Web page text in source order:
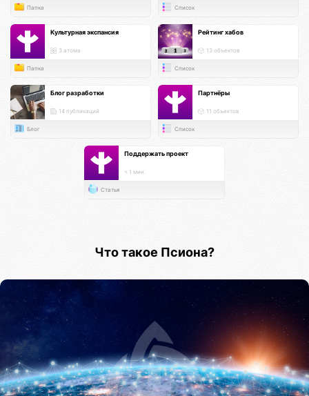
Папка Список
Культурная экспансия
3 атома
Папка
Рейтинг хабов
13 объектов
Список
Блог разработки
14 публикаций
Блог
Партнёры
11 объектов
Список
Поддержать проект
< 1 мин.
Статья
Что такое Псиона?